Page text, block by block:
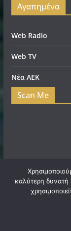
Αγαπημένα
Web Radio
Web TV
Νέα ΑΕΚ
Scan Me
Πνευματικά
καλύτερη δυνατή